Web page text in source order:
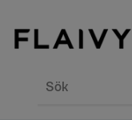
Sök